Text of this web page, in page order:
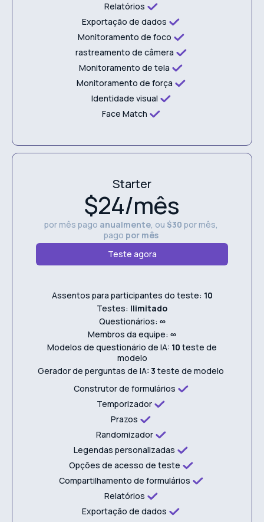
Relatórios
Exportação de dados
Monitoramento de foco
rastreamento de câmera
Monitoramento de tela
Monitoramento de força
Identidade visual
Face Match
Starter
$24/mês
por mês pago anualmente, ou $30 por mês,
pago por mês
Teste agora
Assentos para participantes do teste: 10
Testes: Ilimitado
Questionários: ∞
Membros da equipe: ∞
Modelos de questionário de IA: 10 teste de
modelo
Gerador de perguntas de IA:3teste de modelo
Construtor de formulários
Temporizador
Prazos
Randomizador
Legendas personalizadas
Opções de acesso de teste
Compartilhamento de formulários
Relatórios
Exportação de dados